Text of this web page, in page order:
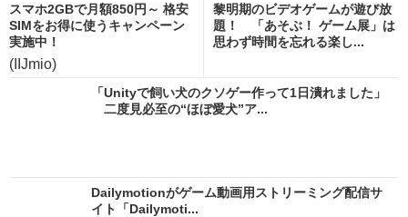
スマホ2GBで月額850円～ 格安
SIMをお得に使うキャンペーン
実施中！
(IIJmio)
黎明期のビデオゲームが遊び放
題！ 「あそぶ！ ゲーム展」は
思わず時間を忘れる楽し...
「Unityで飼い犬のクソゲー作って1日潰れました」
二度見必至の“ほぼ愛犬”ア...
Dailymotionがゲーム動画用ストリーミング配信サ
イト「Dailymoti...